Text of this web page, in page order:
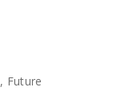
, Future